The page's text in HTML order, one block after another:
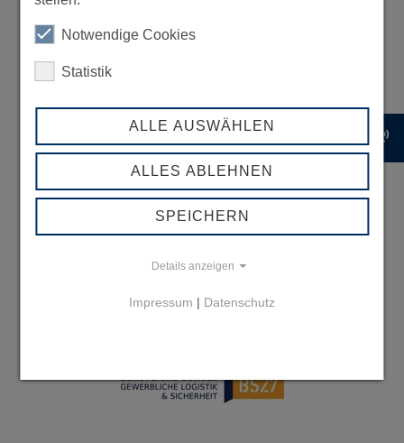
record_voice_over
Notwendige Cookies
Statistik
ALLE AUSWÄHLEN
ALLES ABLEHNEN
SPEICHERN
Details anzeigen
Impressum | Datenschutz